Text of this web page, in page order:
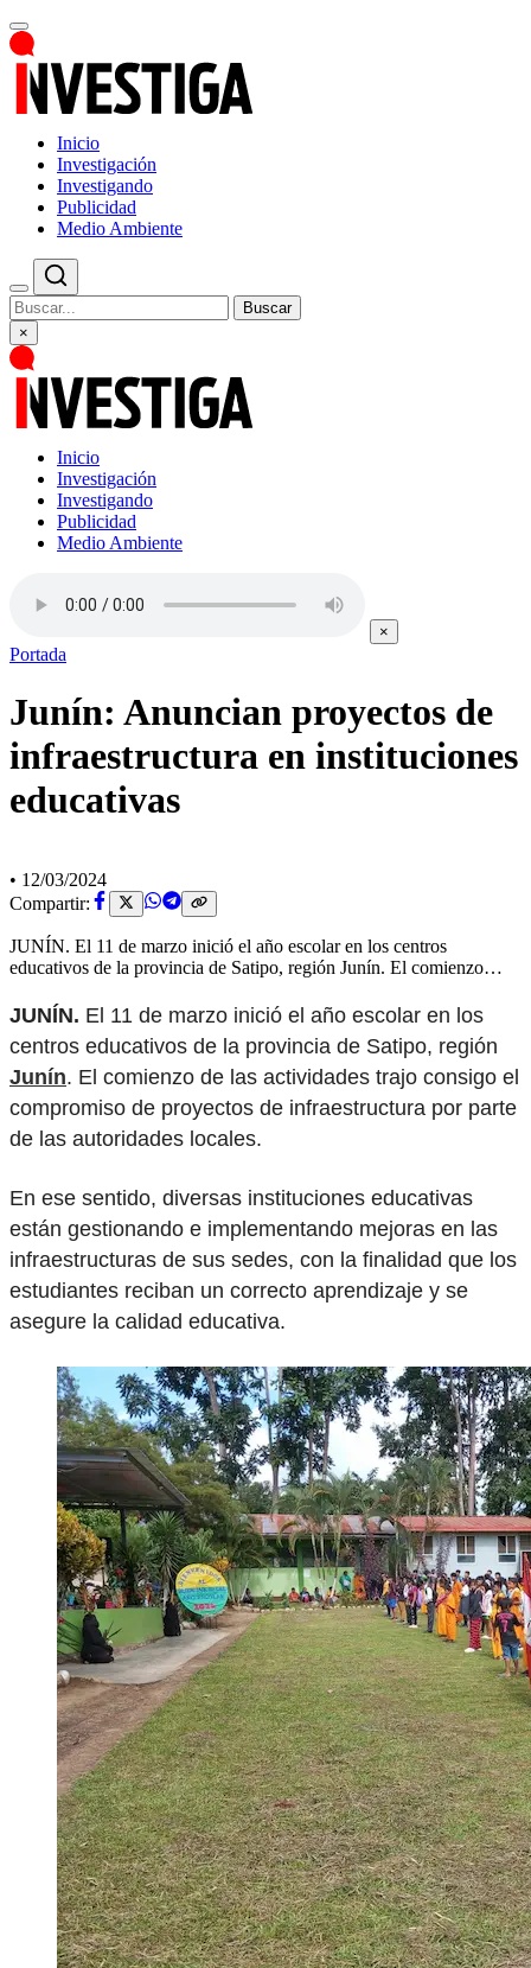
Inicio
Investigación
Investigando
Publicidad
Medio Ambiente
Buscar
×
Inicio
Investigación
Investigando
Publicidad
Medio Ambiente
×
Portada
Junín: Anuncian proyectos de
infraestructura en instituciones
educativas
• 12/03/2024
Compartir:
JUNÍN. El 11 de marzo inició el año escolar en los centros
educativos de la provincia de Satipo, región Junín. El comienzo…
JUNÍN. El 11 de marzo inició el año escolar en los
centros educativos de la provincia de Satipo, región
Junín. El comienzo de las actividades trajo consigo el
compromiso de proyectos de infraestructura por parte
de las autoridades locales.
En ese sentido, diversas instituciones educativas
están gestionando e implementando mejoras en las
infraestructuras de sus sedes, con la finalidad que los
estudiantes reciban un correcto aprendizaje y se
asegure la calidad educativa.